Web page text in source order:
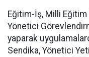
Eğitim-İş, Milli Eğitim
Yönetici
yaparak
Sendika, Yönetici